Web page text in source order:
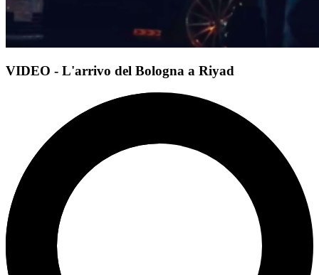
VIDEO - L'arrivo del Bologna a Riyad